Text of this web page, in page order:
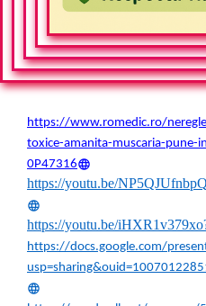
https://www.romedic.ro/
toxice-amanita-muscaria-pune-
0P47316
https://youtu.be/
https://youtu.be/
https://docs.google.com/